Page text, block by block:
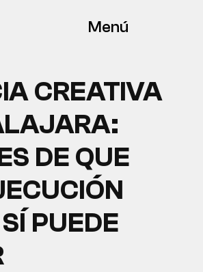
Menú
CREATIVA
DE QUE
PUEDE